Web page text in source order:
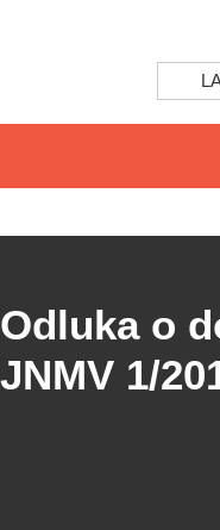
Odluka o
JNMV 1/